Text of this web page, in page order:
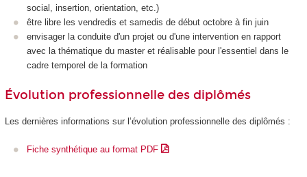
social, insertion, orientation, etc.)
être libre les vendredis et samedis de début octobre à fin juin
envisager la conduite d'un projet ou d'une intervention en rapport
avec la thématique du master et réalisable pour l'essentiel dans le
cadre temporel de la formation
Évolution professionnelle des diplômés
Les dernières informations sur l’évolution professionnelle des diplômés :
Fiche synthétique au format PDF